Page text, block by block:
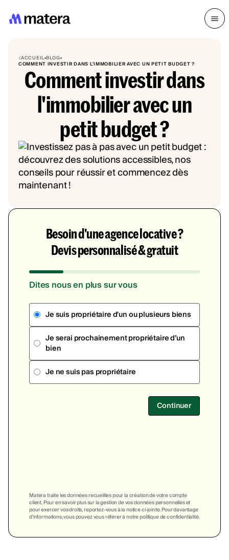
ACCUEILBLOG
COMMENT INVESTIR DANS L'IMMOBILIER AVEC UN PETIT BUDGET ?
Comment investir dans
l'immobilier avec un
petit budget ?
Besoin d'une agence locative ?
Devis personnalisé & gratuit
Dites nous en plus sur vous
Je suis propriétaire d'un ou plusieurs biens
Je serai prochainement propriétaire d’un
bien
Je ne suis pas propriétaire
Continuer
Matera traite les données recueillies pour la création de votre compte
client. Pour en savoir plus sur la gestion de vos données personnelles et
pour exercer vos droits, reportez-vous à la notice ci-jointe. Pour davantage
d’informations, vous pouvez vous référer à notre politique de confidentialité.